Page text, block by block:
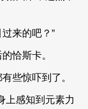
来的吧？”
恰斯卡。
些惊吓到了。
感知到元素力